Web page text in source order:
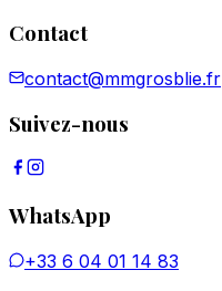
Contact
contact@mmgrosblie.fr
Suivez-nous
WhatsApp
+33 6 04 01 14 83